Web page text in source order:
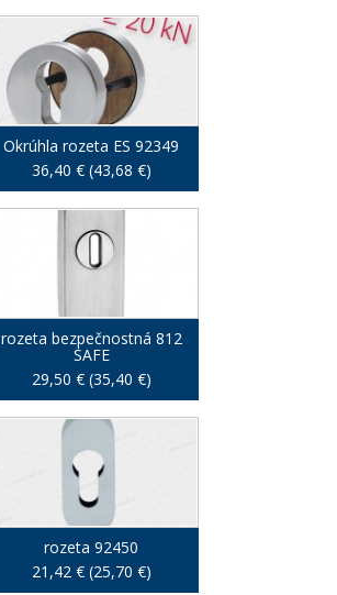
Okrúhla rozeta ES 92349
36,40 € (43,68 €)
rozeta bezpečnostná 812
SAFE
29,50 € (35,40 €)
rozeta 92450
21,42 € (25,70 €)